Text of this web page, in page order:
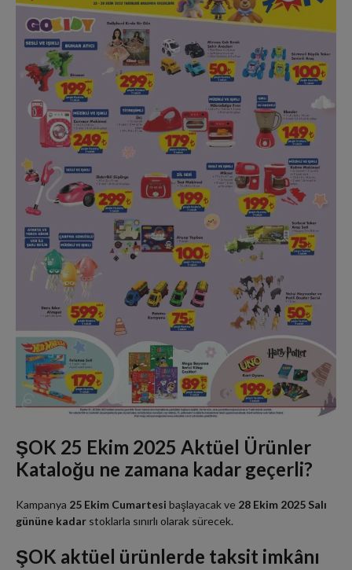
ŞOK 25 Ekim 2025 Aktüel Ürünler
Kataloğu ne zamana kadar geçerli?
Kampanya 25 Ekim Cumartesi başlayacak ve 28 Ekim 2025 Salı
gününe kadar stoklarla sınırlı olarak sürecek.
ŞOK aktüel ürünlerde taksit imkânı